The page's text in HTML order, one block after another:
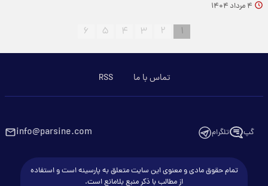
۴ مرداد ۱۴۰۴
۱ ۲ ۳ ۴ ۵ ۶
تماس با ما RSS
گپ تلگرام info@parsine.com
تمام حقوق مادی و معنوی این سایت متعلق به پارسینه است و استفاده
از مطالب با ذکر منبع بلامانع است.